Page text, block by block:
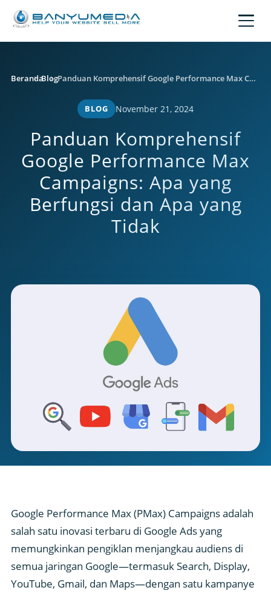
BerandaBlog Panduan Komprehensif Google Performance Max Campaigns: Apa yang Berfungsi dan Apa yang Tidak
BLOG November 21, 2024
Panduan Komprehensif
Google Performance Max
Campaigns: Apa yang
Berfungsi dan Apa yang
Tidak
Google Performance Max (PMax) Campaigns adalah
salah satu inovasi terbaru di Google Ads yang
memungkinkan pengiklan menjangkau audiens di
semua jaringan Google—termasuk Search, Display,
YouTube, Gmail, dan Maps—dengan satu kampanye